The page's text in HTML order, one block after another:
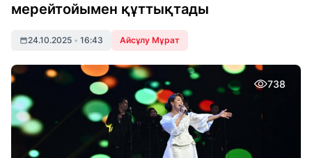
мерейтойымен құттықтады
24.10.2025 • 16:43 Айсұлу Мұрат
738